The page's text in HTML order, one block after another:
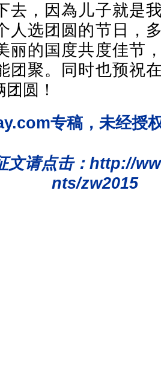
去，因為儿子就是
人选团圆的节日，
丽的国度共度佳节
团聚。同时也预祝
圆！
专稿，未经授
文请点击： http://
nts/zw2015